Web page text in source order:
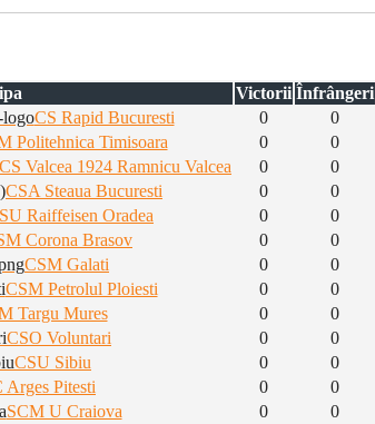
Victorii Înfrângeri
CS Rapid Bucuresti 0
0
Politehnica Timisoara 0
0
CS Valcea 1924 Ramnicu Valcea 0
0
CSA Steaua Bucuresti 0
0
Raiffeisen Oradea 0
0
Corona Brasov 0
0
CSM Galati 0
0
CSM Petrolul Ploiesti 0
0
Targu Mures 0
0
CSO Voluntari 0
0
CSU Sibiu 0
0
Arges Pitesti 0
0
SCM U Craiova 0
0